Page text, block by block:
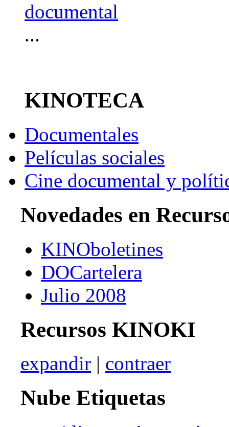
documental
...
KINOTECA
Documentales
Películas sociales
Cine documental y
Novedades en
KINOboletines
DOCartelera
Julio 2008
Recursos KINOKI
expandir | contraer
Nube Etiquetas